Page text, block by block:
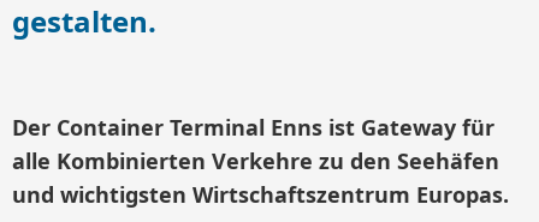
gestalten.
Der Container Terminal Enns ist Gateway für
alle Kombinierten Verkehre zu den Seehäfen
und wichtigsten Wirtschaftszentrum Europas.